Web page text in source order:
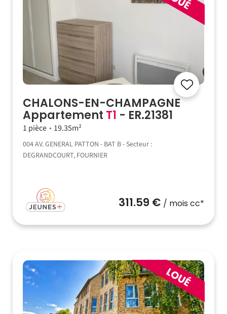
CHALONS-EN-CHAMPAGNE
Appartement T1 - ER.21381
1 pièce 19.35m²
004 AV. GENERAL PATTON - BAT B - Secteur :
DEGRANDCOURT, FOURNIER
311.59 € / mois cc*